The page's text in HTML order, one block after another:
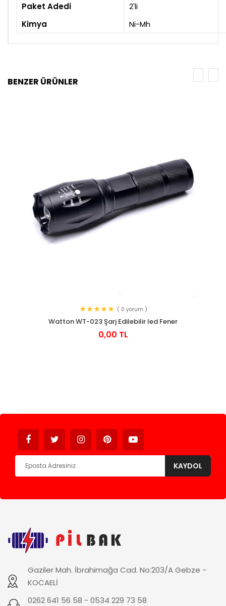
Paket Adedi
2'li
Kimya
Ni-Mh
BENZER ÜRÜNLER
( 0 yorum )
Watton WT-023 Şarj Edilebilir led Fener
0,00 TL
KAYDOL
Gaziler Mah. İbrahimağa Cad. No:203/A Gebze -
KOCAELİ
0262 641 56 58 - 0534 229 73 58